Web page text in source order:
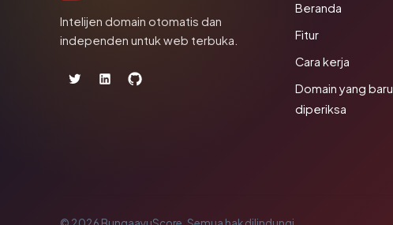
Intelijen domain otomatis dan
independen untuk web terbuka.
Beranda
Fitur
Cara kerja
Domain yang baru
diperiksa